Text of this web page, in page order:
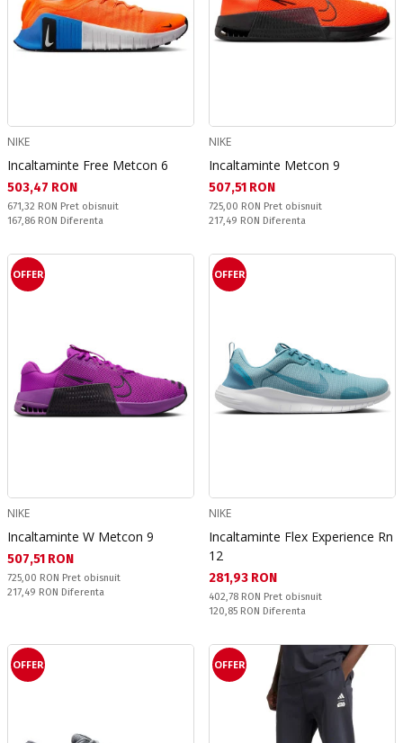
NIKE
Incaltaminte Free Metcon 6
Текуща цена:
503,47 RON
Pret obisnuit:
671,32 RON Pret obisnuit
Спестявате:
167,86 RON Diferenta
NIKE
Incaltaminte Metcon 9
Текуща цена:
507,51 RON
Pret obisnuit:
725,00 RON Pret obisnuit
Спестявате:
217,49 RON Diferenta
OFFER
NIKE
Incaltaminte W Metcon 9
Текуща цена:
507,51 RON
Pret obisnuit:
725,00 RON Pret obisnuit
Спестявате:
217,49 RON Diferenta
OFFER
NIKE
Incaltaminte Flex Experience Rn
12
Текуща цена:
281,93 RON
Pret obisnuit:
402,78 RON Pret obisnuit
Спестявате:
120,85 RON Diferenta
OFFER OFFER